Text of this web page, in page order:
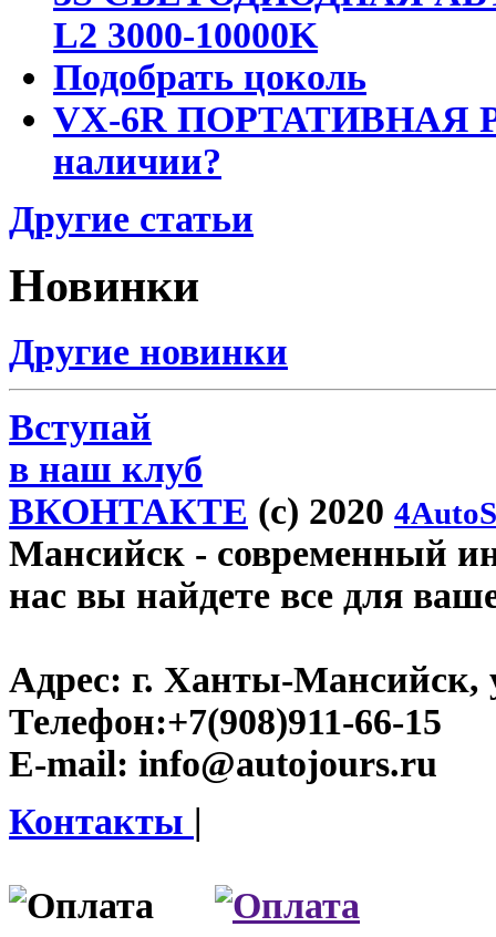
L2 3000-10000K
Подобрать цоколь
VX-6R ПОРТАТИВНАЯ
наличии?
Другие статьи
Новинки
Другие новинки
Вступай
в наш клуб
ВКОНТАКТЕ (c) 2020
Мансийск - современный
нас вы найдете все для
Адрес: г. Ханты-Мансийск,
Телефон:+7(908)911-66-15
E-mail: info@autojours.ru
Контакты |